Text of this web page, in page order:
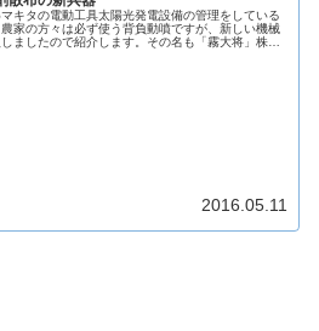
キタの電動工具太陽光発電設備の管理をしている
家の方々は必ず使う背負動噴ですが、新しい機械
ましたので紹介します。その名も「霧大将」株式
2016.05.11